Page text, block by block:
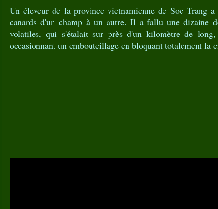
Un éleveur de la province vietnamienne de Soc Trang a
canards d'un champ à un autre. Il a fallu une dizaine
volatiles, qui s'étalait sur près d'un kilomètre de
occasionnant un embouteillage en bloquant totalement la